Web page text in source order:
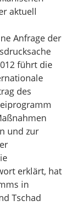
aktuell
Anfrage der
führt die
des
und zur
erklärt, hat
in
Tschad